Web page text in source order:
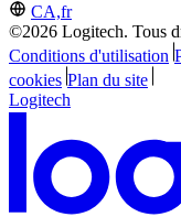
CA,fr
©2026 Logitech. Tous
Conditions d'utilisation
cookies Plan du site
Logitech